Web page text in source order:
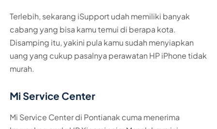
Terlebih, sekarang iSupport udah memiliki banyak
cabang yang bisa kamu temui di berapa kota.
Disamping itu, yakini pula kamu sudah menyiapkan
uang yang cukup pasalnya perawatan HP iPhone tidak
murah.
Mi Service Center
Mi Service Center di Pontianak cuma menerima